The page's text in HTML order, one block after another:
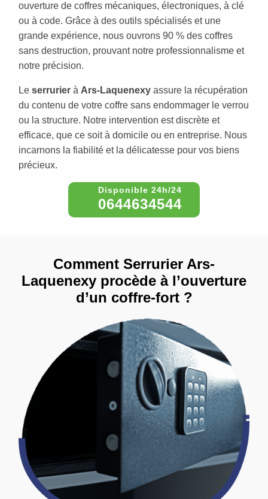
ouverture de coffres mécaniques, électroniques, à clé
ou à code. Grâce à des outils spécialisés et une
grande expérience, nous ouvrons 90 % des coffres
sans destruction, prouvant notre professionnalisme et
notre précision.
Le serrurier à Ars-Laquenexy assure la récupération
du contenu de votre coffre sans endommager le verrou
ou la structure. Notre intervention est discrète et
efficace, que ce soit à domicile ou en entreprise. Nous
incarnons la fiabilité et la délicatesse pour vos biens
précieux.
0644634544
Comment Serrurier Ars-
Laquenexy procède à l’ouverture
d’un coffre-fort ?